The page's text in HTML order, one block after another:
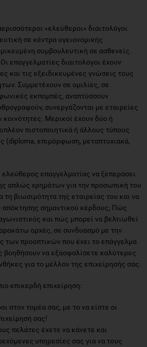
«ελεύθεροι» διαιτολόγοι
σε κέντρα υγειονομικής
συμβουλευτική σε ασθενείς.
επαγγελματίες διαιτολόγοι έχουν
και τις εξειδικευμένες γνώσεις τους
Συμμετέχουν σε ομιλίες, σε
εκπομπές, αναπτύσσουν
συνεργάζονται με εταιρείες
Μερικοί έχουν δύο ή
πιστοποιητικά ή άλλους τύπους
(diploma, επιμόρφωση, μεταπτυχιακά,
επαγγελματίας να ξεπεράσει
απλώς χρημάτων για την προσωπική του
τη βιωσιμότητα της εταιρείας του και να
απόκτησης σημαντικού κέρδους; Πώς
και πώς μπορεί να βελτιωθεί
αρχές, σε συνδυασμό με την
των προοπτικών που έχει το επάγγελμα
βοηθήσουν να εξασφαλίσετε καλύτερες
για το μέλλον της επιχείρησής σας.
επικερδή επιχείρηση:
στον τομέα σας, με το να είστε οι
σας!
πελάτες έχετε να κάνετε και
υπηρεσίες σας για να τους